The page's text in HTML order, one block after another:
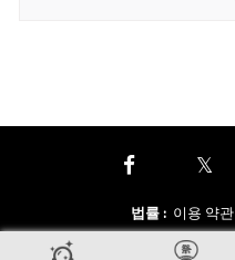
법률: 이용 약관
추가 정보
자주 묻는 질문